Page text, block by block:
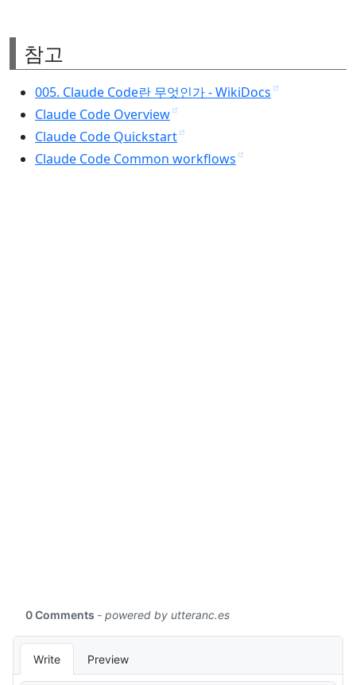
참고
005. Claude Code란 무엇인가 - WikiDocs
Claude Code Overview
Claude Code Quickstart
Claude Code Common workflows